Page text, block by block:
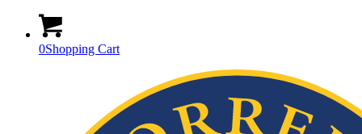
0Shopping Cart